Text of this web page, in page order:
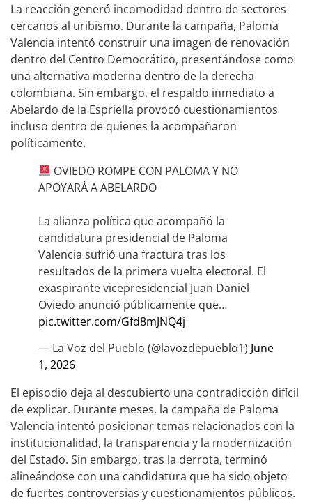
La reacción generó incomodidad dentro de sectores
cercanos al uribismo. Durante la campaña, Paloma
Valencia intentó construir una imagen de renovación
dentro del Centro Democrático, presentándose como
una alternativa moderna dentro de la derecha
colombiana. Sin embargo, el respaldo inmediato a
Abelardo de la Espriella provocó cuestionamientos
incluso dentro de quienes la acompañaron
políticamente.
OVIEDO ROMPE CON PALOMA Y NO
APOYARÁ A ABELARDO
La alianza política que acompañó la
candidatura presidencial de Paloma
Valencia sufrió una fractura tras los
resultados de la primera vuelta electoral. El
exaspirante vicepresidencial Juan Daniel
Oviedo anunció públicamente que…
pic.twitter.com/Gfd8mJNQ4j
— La Voz del Pueblo (@lavozdepueblo1) June
1, 2026
El episodio deja al descubierto una contradicción difícil
de explicar. Durante meses, la campaña de Paloma
Valencia intentó posicionar temas relacionados con la
institucionalidad, la transparencia y la modernización
del Estado. Sin embargo, tras la derrota, terminó
alineándose con una candidatura que ha sido objeto
de fuertes controversias y cuestionamientos públicos.